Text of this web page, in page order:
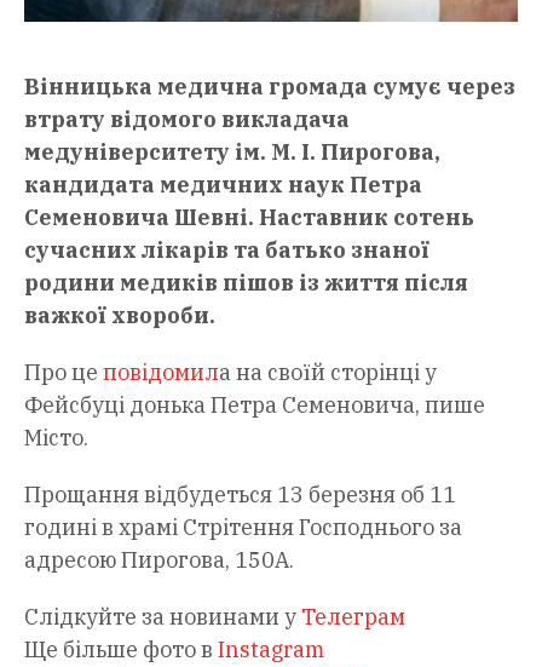
Вінницька медична громада сумує через
втрату відомого викладача
медуніверситету ім. М. І. Пирогова,
кандидата медичних наук Петра
Семеновича Шевні. Наставник сотень
сучасних лікарів та батько знаної
родини медиків пішов із життя після
важкої хвороби.
Про це повідомила на своїй сторінці у
Фейсбуці донька Петра Семеновича, пише
Місто.
Прощання відбудеться 13 березня об 11
годині в храмі Стрітення Господнього за
адресою Пирогова, 150А.
Слідкуйте за новинами у Телеграм
Ще більше фото в Instagram